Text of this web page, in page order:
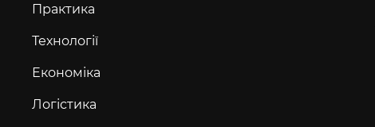
Практика
Технології
Економіка
Логістика